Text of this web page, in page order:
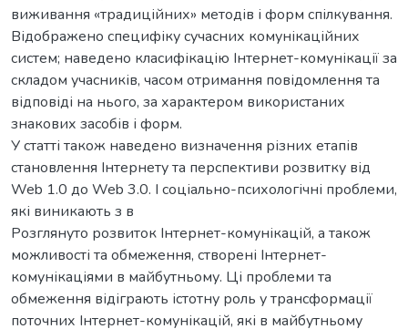
виживання «традиційних» методів і форм спілкування.
Відображено специфіку сучасних комунікаційних
систем; наведено класифікацію Інтернет-комунікації за
складом учасників, часом отримання повідомлення та
відповіді на нього, за характером використаних
знакових засобів і форм.
У статті також наведено визначення різних етапів
становлення Інтернету та перспективи розвитку від
Web 1.0 до Web 3.0. І соціально-психологічні проблеми,
які виникають з в
Розглянуто розвиток Інтернет-комунікацій, а також
можливості та обмеження, створені Інтернет-
комунікаціями в майбутньому. Ці проблеми та
обмеження відіграють істотну роль у трансформації
поточних Інтернет-комунікацій, які в майбутньому